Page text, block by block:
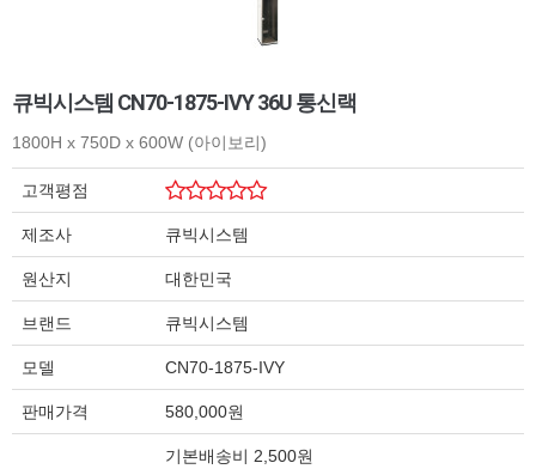
큐빅시스템 CN70-1875-IVY 36U 통신랙
1800H x 750D x 600W (아이보리)
고객평점
제조사 큐빅시스템
원산지 대한민국
브랜드 큐빅시스템
모델 CN70-1875-IVY
판매가격 580,000원
기본배송비 2,500원